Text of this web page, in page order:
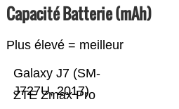
Capacité Batterie (mAh)
Plus élevé = meilleur
ZTE Zmax Pro
Galaxy J7 (SM-
J727U, 2017)